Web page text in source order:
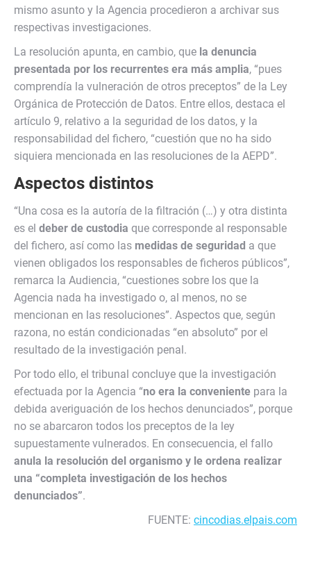
mismo asunto y la Agencia procedieron a archivar sus
respectivas investigaciones.
La resolución apunta, en cambio, que la denuncia
presentada por los recurrentes era más amplia, “pues
comprendía la vulneración de otros preceptos” de la Ley
Orgánica de Protección de Datos. Entre ellos, destaca el
artículo 9, relativo a la seguridad de los datos, y la
responsabilidad del fichero, “cuestión que no ha sido
siquiera mencionada en las resoluciones de la AEPD”.
Aspectos distintos
“Una cosa es la autoría de la filtración (…) y otra distinta
es el deber de custodia que corresponde al responsable
del fichero, así como las medidas de seguridad a que
vienen obligados los responsables de ficheros públicos”,
remarca la Audiencia, “cuestiones sobre los que la
Agencia nada ha investigado o, al menos, no se
mencionan en las resoluciones”. Aspectos que, según
razona, no están condicionadas “en absoluto” por el
resultado de la investigación penal.
Por todo ello, el tribunal concluye que la investigación
efectuada por la Agencia “no era la conveniente para la
debida averiguación de los hechos denunciados”, porque
no se abarcaron todos los preceptos de la ley
supuestamente vulnerados. En consecuencia, el fallo
anula la resolución del organismo y le ordena realizar
una “completa investigación de los hechos
denunciados”.
FUENTE: cincodias.elpais.com